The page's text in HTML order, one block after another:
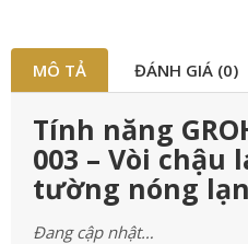
MÔ TẢ ĐÁNH GIÁ (0)
Tính năng
003 – Vòi chậu
tường nóng
Đang cập nhật…